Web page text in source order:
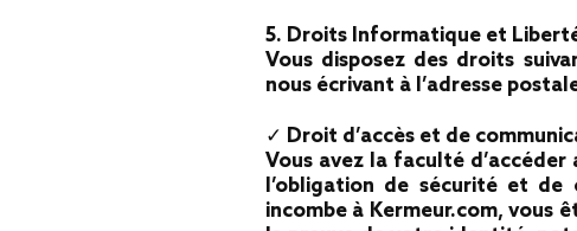
5. Droits Informatique et
Vous disposez des droits
nous écrivant à l’adresse
✓ Droit d’accès et de
Vous avez la faculté
l’obligation de sécurité et
incombe à Kermeur.com, vous